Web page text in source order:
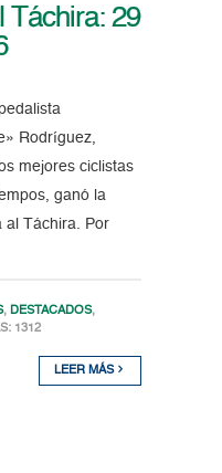
Táchira: 29
Rodríguez,
mejores ciclistas
ganó la
al Táchira. Por
, DESTACADOS,
1312
LEER MÁS